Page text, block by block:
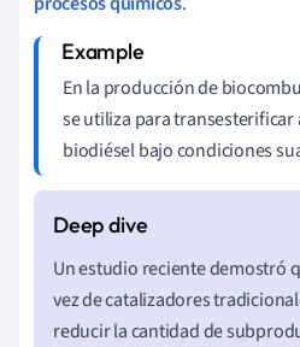
En la producción de
se utiliza para transesterificar
biodiésel bajo condiciones
Un estudio reciente demostró
vez de catalizadores
reducir la cantidad de